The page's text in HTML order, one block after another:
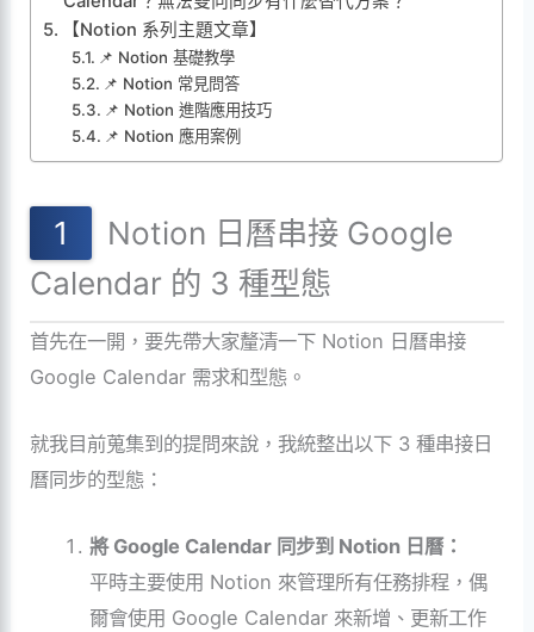
【Notion 系列主題文章】
📌 Notion 基礎教學
📌 Notion 常見問答
📌 Notion 進階應用技巧
📌 Notion 應用案例
Notion 日曆串接 Google
Calendar 的 3 種型態
首先在一開，要先帶大家釐清一下 Notion 日曆串接
Google Calendar 需求和型態。
就我目前蒐集到的提問來說，我統整出以下 3 種串接日
曆同步的型態：
將 Google Calendar 同步到 Notion 日曆：
平時主要使用 Notion 來管理所有任務排程，偶
爾會使用 Google Calendar 來新增、更新工作